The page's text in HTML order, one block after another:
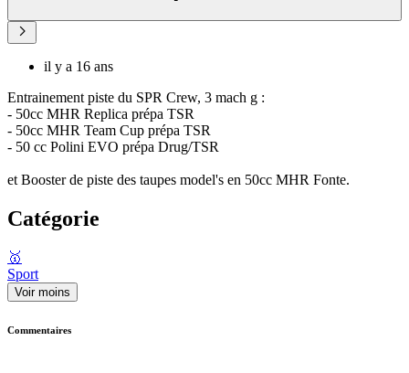
il y a 16 ans
Entrainement piste du SPR Crew, 3 mach g :
- 50cc MHR Replica prépa TSR
- 50cc MHR Team Cup prépa TSR
- 50 cc Polini EVO prépa Drug/TSR
et Booster de piste des taupes model's en 50cc MHR Fonte.
Catégorie
🥇
Sport
Voir moins
Commentaires